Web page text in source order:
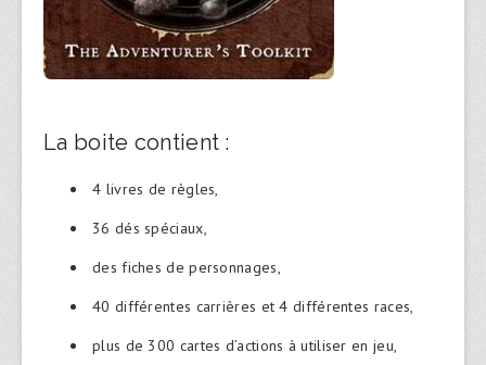
La boite contient :
4 livres de règles,
36 dés spéciaux,
des fiches de personnages,
40 différentes carrières et 4 différentes races,
plus de 300 cartes d’actions à utiliser en jeu,